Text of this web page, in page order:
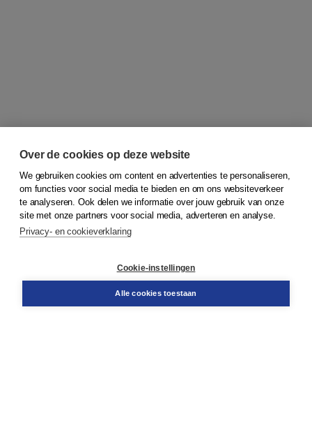
© 2026Koninklijke Boom uitgevers
Bestellen
Over de cookies op deze website
We gebruiken cookies om content en advertenties te personaliseren,
om functies voor social media te bieden en om ons websiteverkeer
te analyseren. Ook delen we informatie over jouw gebruik van onze
site met onze partners voor social media, adverteren en analyse.
Privacy- en cookieverklaring
Cookie-instellingen
Alle cookies toestaan